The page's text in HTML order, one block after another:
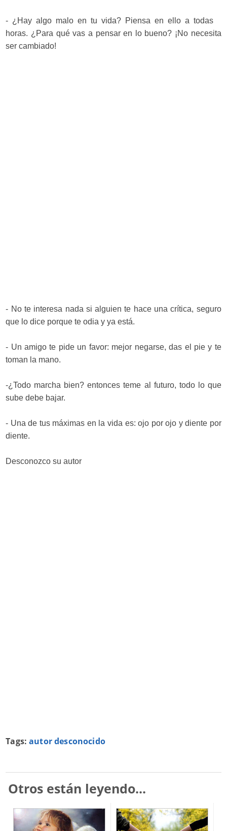
- ¿Hay algo malo en tu vida? Piensa en ello a todas
horas. ¿Para qué vas a pensar en lo bueno? ¡No necesita
ser cambiado!
- No te interesa nada si alguien te hace una crítica, seguro
que lo dice porque te odia y ya está.
- Un amigo te pide un favor: mejor negarse, das el pie y te
toman la mano.
-¿Todo marcha bien? entonces teme al futuro, todo lo que
sube debe bajar.
- Una de tus máximas en la vida es: ojo por ojo y diente por
diente.
Desconozco su autor
Tags:autor desconocido
Otros están leyendo...